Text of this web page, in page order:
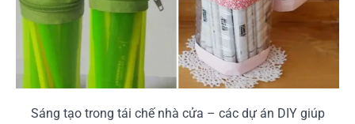
Sáng tạo trong tái chế nhà cửa – các dự án DIY giúp